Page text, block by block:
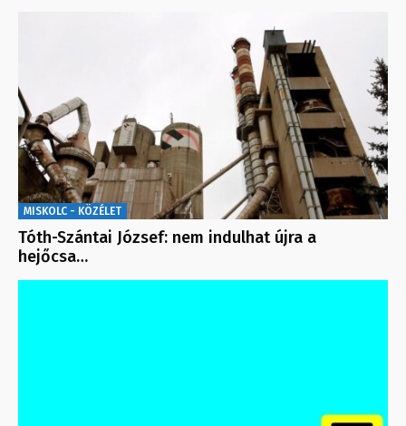
MISKOLC - KÖZÉLET
Tóth-Szántai József: nem indulhat újra a
hejőcsa…